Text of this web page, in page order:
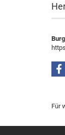
Für